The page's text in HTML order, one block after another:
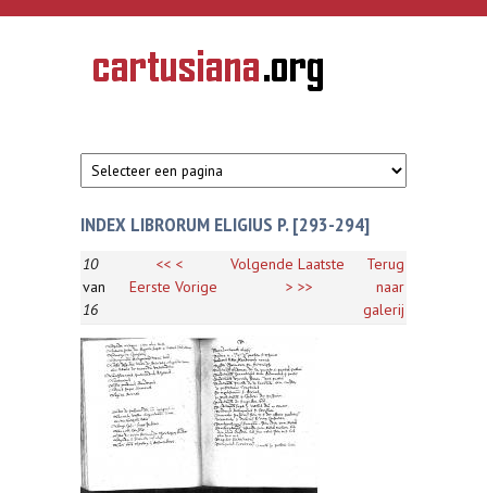
Overslaan en naar de inhoud gaan
CARTUSIANA
Geschiedenis
van de
INDEX LIBRORUM ELIGIUS P. [293-294]
10
van
16
<<
Eerste
<
Vorige
Volgende
>
Laatste
>>
Terug
naar
galerij